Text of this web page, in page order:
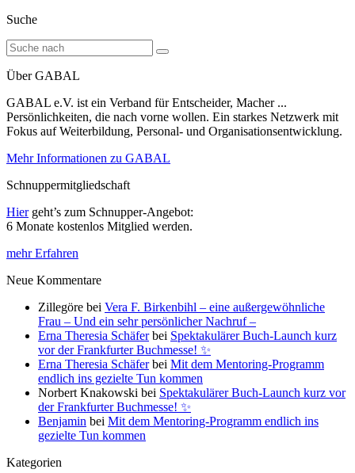
Suche
Über GABAL
GABAL e.V. ist ein Verband für Entscheider, Macher ...
Persönlichkeiten, die nach vorne wollen. Ein starkes Netzwerk mit
Fokus auf Weiterbildung, Personal- und Organisationsentwicklung.
Mehr Informationen zu GABAL
Schnuppermitgliedschaft
Hiergeht’s zum Schnupper-Angebot:
6 Monate kostenlos Mitglied werden.
mehr Erfahren
Neue Kommentare
Zillegöre bei Vera F. Birkenbihl – eine außergewöhnliche
Frau – Und ein sehr persönlicher Nachruf –
Erna Theresia Schäferbei Spektakulärer Buch-Launch kurz
vor der Frankfurter Buchmesse! ✨
Erna Theresia Schäferbei Mit dem Mentoring-Programm
endlich ins gezielte Tun kommen
Norbert Knakowski bei Spektakulärer Buch-Launch kurz vor
der Frankfurter Buchmesse! ✨
Benjamin bei Mit dem Mentoring-Programm endlich ins
gezielte Tun kommen
Kategorien